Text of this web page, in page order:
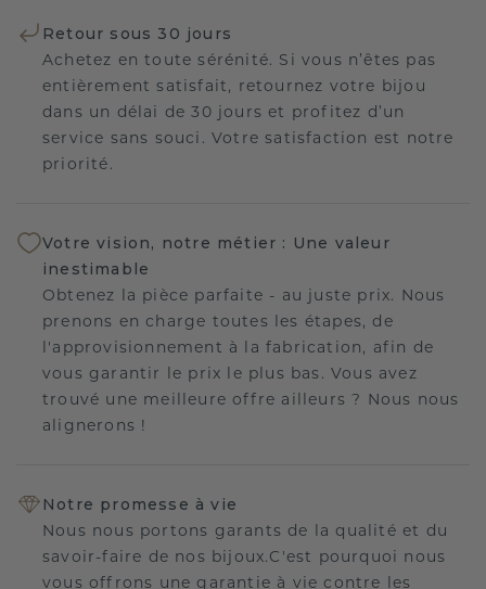
Retour sous 30 jours
Achetez en toute sérénité. Si vous n’êtes pas
entièrement satisfait, retournez votre bijou
dans un délai de 30 jours et profitez d’un
service sans souci. Votre satisfaction est notre
priorité.
Votre vision, notre métier : Une valeur
inestimable
Obtenez la pièce parfaite - au juste prix. Nous
prenons en charge toutes les étapes, de
l'approvisionnement à la fabrication, afin de
vous garantir le prix le plus bas. Vous avez
trouvé une meilleure offre ailleurs ? Nous nous
alignerons !
Notre promesse à vie
Nous nous portons garants de la qualité et du
savoir-faire de nos bijoux.C'est pourquoi nous
vous offrons une garantie à vie contre les